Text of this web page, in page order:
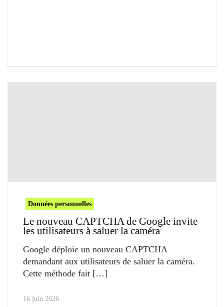
Données personnelles
Le nouveau CAPTCHA de Google invite
les utilisateurs à saluer la caméra
Google déploie un nouveau CAPTCHA
demandant aux utilisateurs de saluer la caméra.
Cette méthode fait
16 juin 2026